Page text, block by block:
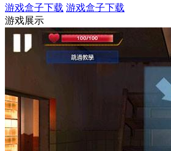
游戏盒子下载 游戏盒子下载
游戏展示